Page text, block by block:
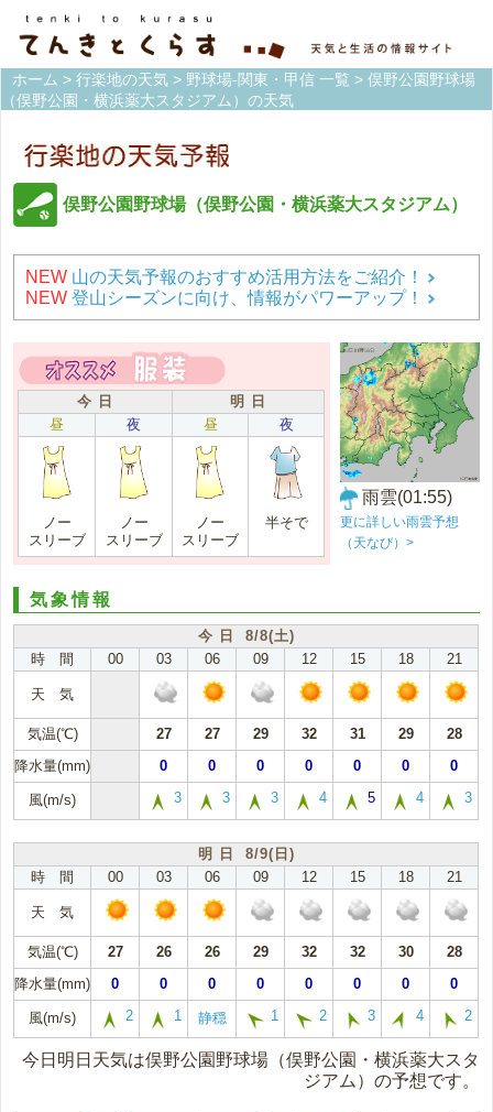
ホーム > 行楽地の天気 > 野球場-関東・甲信 一覧 > 俣野公園野球場
（俣野公園・横浜薬大スタジアム）の天気
俣野公園野球場（俣野公園・横浜薬大スタジアム）
NEW 山の天気予報のおすすめ活用方法をご紹介！
NEW 登山シーズンに向け、情報がパワーアップ！
今 日
明 日
昼
夜 昼 夜
ノー
スリーブ
ノー
スリーブ
ノー
スリーブ
半そで
雨雲(01:55)
更に詳しい雨雲予想
（天なび）>
気象情報
今 日 8/8(土)
時 間
00 03 06 09 12 15 18 21
天 気
気温(℃) 27 27 29 32 31 29
28
降水量(mm)
0 0 0 0 0 0 0
風(m/s) 3 3 3 4 5 4 3
明 日 8/9(日)
時 間
00 03 06 09 12 15 18 21
天 気
気温(℃) 27 26 26 29 32 32 30
28
降水量(mm)
0 0 0 0 0 0 0 0
風(m/s) 2 1 静穏 1 2 3 4 2
今日明日天気は俣野公園野球場（俣野公園・横浜薬大スタ
ジアム）の予想です。